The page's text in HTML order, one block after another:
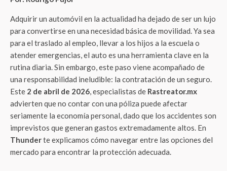
Adquirir un automóvil en la actualidad ha dejado de ser un lujo
para convertirse en una necesidad básica de movilidad. Ya sea
para el traslado al empleo, llevar a los hijos a la escuela o
atender emergencias, el auto es una herramienta clave en la
rutina diaria. Sin embargo, este paso viene acompañado de
una responsabilidad ineludible: la contratación de un seguro.
Este 2 de abril de 2026, especialistas de Rastreator.mx
advierten que no contar con una póliza puede afectar
seriamente la economía personal, dado que los accidentes son
imprevistos que generan gastos extremadamente altos. En
Thunderte explicamos cómo navegar entre las opciones del
mercado para encontrar la protección adecuada.